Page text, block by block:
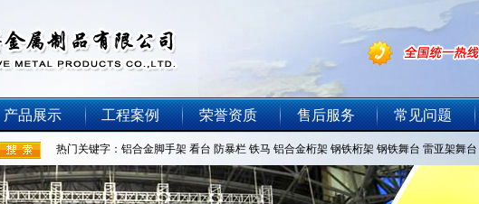
产品展示 工程案例 荣誉资质 售后服务 常见问题
热门关键字： 铝合金脚手架 看台 防暴栏 铁马 铝合金桁架 钢铁桁架 钢铁舞台 雷亚架舞台